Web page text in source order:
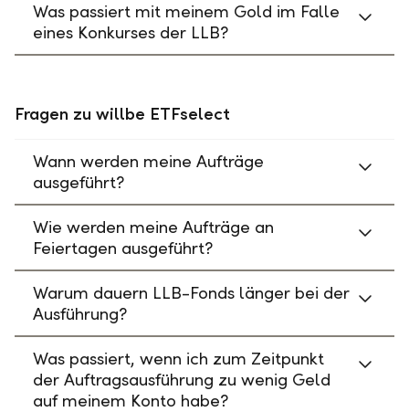
Was passiert mit meinem Gold im Falle
eines Konkurses der LLB?
Fragen zu willbe ETFselect
Wann werden meine Aufträge
ausgeführt?
Wie werden meine Aufträge an
Feiertagen ausgeführt?
Warum dauern LLB-Fonds länger bei der
Ausführung?
Was passiert, wenn ich zum Zeitpunkt
der Auftragsausführung zu wenig Geld
auf meinem Konto habe?